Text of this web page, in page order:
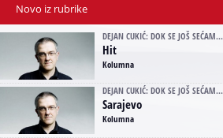
Novo iz rubrike
DEJAN CUKIĆ: DOK SE JOŠ SEĆAM...
Hit
Kolumna
DEJAN CUKIĆ: DOK SE JOŠ SEĆAM...
Sarajevo
Kolumna